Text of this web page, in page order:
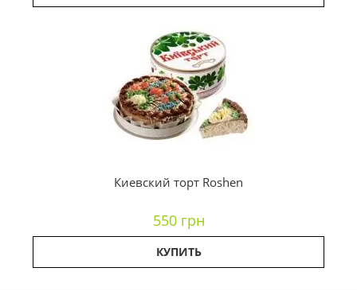
Киевский торт Roshen
550 грн
КУПИТЬ